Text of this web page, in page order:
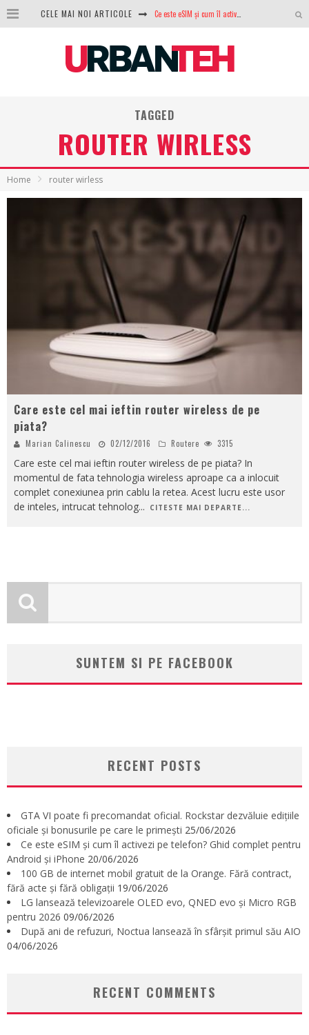
CELE MAI NOI ARTICOLE Ce este eSIM și cum îl activezi pe telefon? Ghid complet pentru Android și iPhone
Analiza producției fotovoltaice în România – cât produce un sistem solar pe timp de iarnă?
TAGGED
ROUTER WIRLESS
Home router wirless
Care este cel mai ieftin router wireless de pe
piata?
Marian Calinescu 02/12/2016 Routere 3315
Care este cel mai ieftin router wireless de pe piata? In
momentul de fata tehnologia wireless aproape ca a inlocuit
complet conexiunea prin cablu la retea. Acest lucru este usor
de inteles, intrucat tehnolog... CITESTE MAI DEPARTE...
SUNTEM SI PE FACEBOOK
RECENT POSTS
GTA VI poate fi precomandat oficial. Rockstar dezvăluie edițiile
oficiale și bonusurile pe care le primești 25/06/2026
Ce este eSIM și cum îl activezi pe telefon? Ghid complet pentru
Android și iPhone 20/06/2026
100 GB de internet mobil gratuit de la Orange. Fără contract,
fără acte și fără obligații 19/06/2026
LG lansează televizoarele OLED evo, QNED evo și Micro RGB
pentru 2026 09/06/2026
După ani de refuzuri, Noctua lansează în sfârșit primul său AIO
04/06/2026
RECENT COMMENTS